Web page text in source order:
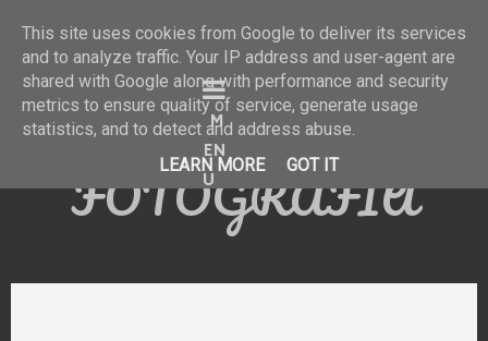
KATARZYNA
KACZMARCZYK
FOTOGRAFIA
This site uses cookies from Google to deliver its services
and to analyze traffic. Your IP address and user-agent are
shared with Google along with performance and security
metrics to ensure quality of service, generate usage
statistics, and to detect and address abuse.
LEARN MORE
GOT IT